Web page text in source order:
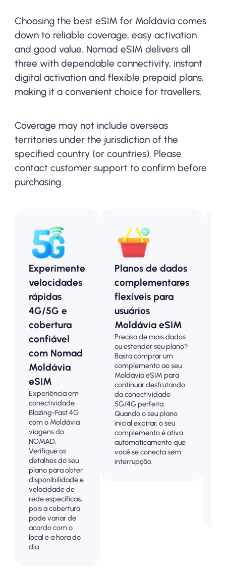
Choosing the best eSIM for Moldávia comes
down to reliable coverage, easy activation
and good value. Nomad eSIM delivers all
three with dependable connectivity, instant
digital activation and flexible prepaid plans,
making it a convenient choice for travellers.
Coverage may not include overseas
territories under the jurisdiction of the
specified country (or countries). Please
contact customer support to confirm before
purchasing.
Experimente
velocidades
rápidas
4G/5G e
cobertura
confiável
com Nomad
Moldávia
eSIM
Experiência em
conectividade
Blazing-Fast 4G
com o Moldávia
viagens do
NOMAD.
Verifique os
detalhes do seu
plano para obter
disponibilidade e
velocidade de
rede específicas,
pois a cobertura
pode variar de
acordo com o
local e a hora do
dia.
Planos de dados
complementares
flexíveis para
usuários
Moldávia eSIM
Precisa de mais dados
ou estender seu plano?
Basta comprar um
complemento ao seu
Moldávia eSIM para
continuar desfrutando
da conectividade
5G/4G perfeita.
Quando o seu plano
inicial expirar, o seu
complemento é ativa
automaticamente que
você se conecta sem
interrupção.